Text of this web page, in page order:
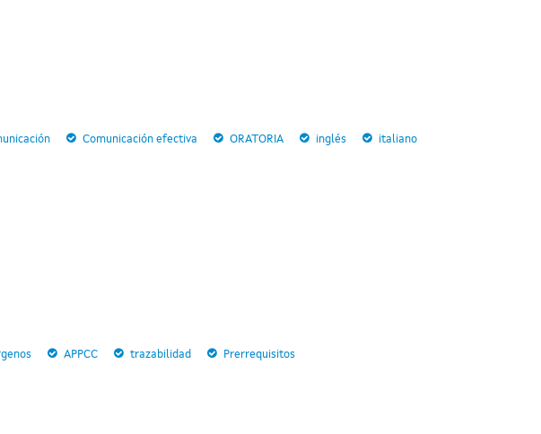
Comunicación efectiva ORATORIA inglés italiano
APPCC trazabilidad Prerrequisitos